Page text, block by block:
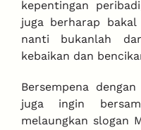
kepentingan
juga berharap
nanti bukanlah
kebaikan dan
Bersempena
juga ingin
melaungkan slogan